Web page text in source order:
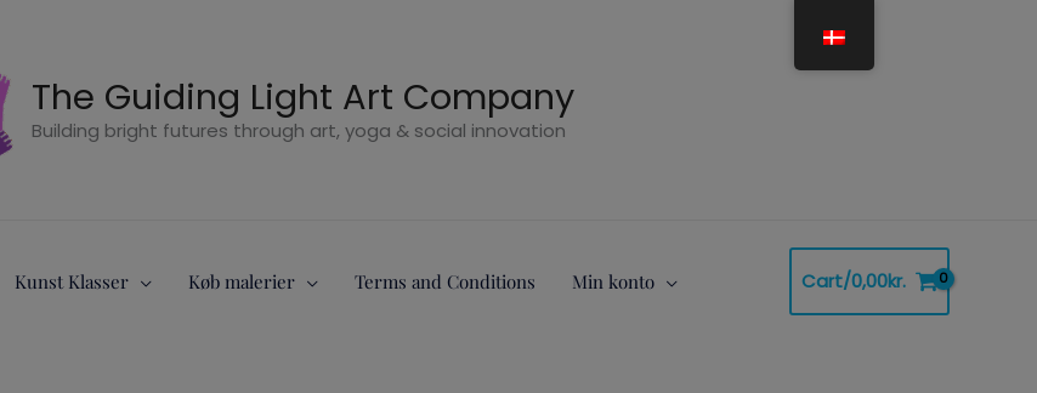
The Guiding Light Art Company
Building bright futures through art, yoga & social innovation
Kunst Klasser Køb malerier Terms and Conditions Min konto Cart/0,00kr.